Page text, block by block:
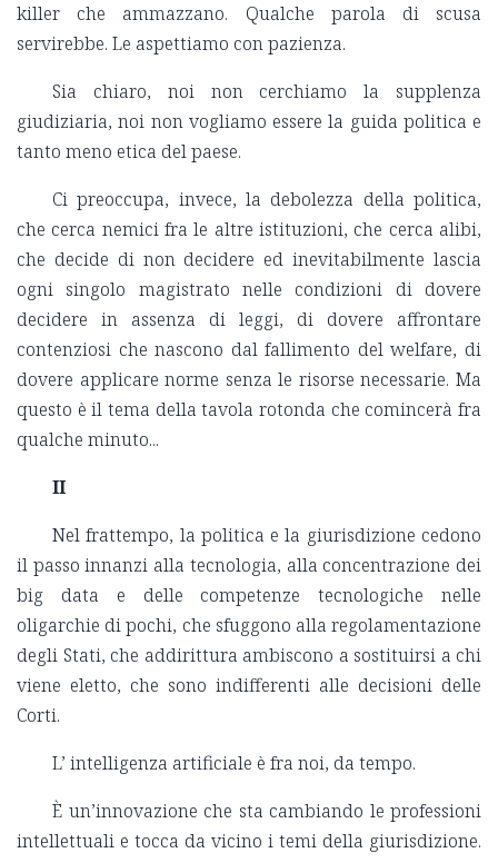
killer che ammazzano. Qualche parola di scusa
servirebbe. Le aspettiamo con pazienza.
Sia chiaro, noi non cerchiamo la supplenza
giudiziaria, noi non vogliamo essere la guida politica e
tanto meno etica del paese.
Ci preoccupa, invece, la debolezza della politica,
che cerca nemici fra le altre istituzioni, che cerca alibi,
che decide di non decidere ed inevitabilmente lascia
ogni singolo magistrato nelle condizioni di dovere
decidere in assenza di leggi, di dovere affrontare
contenziosi che nascono dal fallimento del welfare, di
dovere applicare norme senza le risorse necessarie. Ma
questo è il tema della tavola rotonda che comincerà fra
qualche minuto...
II
Nel frattempo, la politica e la giurisdizione cedono
il passo innanzi alla tecnologia, alla concentrazione dei
big data e delle competenze tecnologiche nelle
oligarchie di pochi, che sfuggono alla regolamentazione
degli Stati, che addirittura ambiscono a sostituirsi a chi
viene eletto, che sono indifferenti alle decisioni delle
Corti.
L’ intelligenza artificiale è fra noi, da tempo.
È un’innovazione che sta cambiando le professioni
intellettuali e tocca da vicino i temi della giurisdizione.